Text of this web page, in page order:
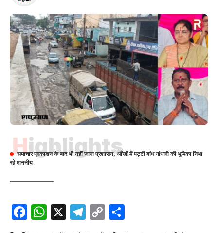
Highlights
समाचार प्रकाशन के बाद भी नहीं जागा प्रशासन, आँखों में पट्टी बांध गांधारी की भूमिका निभा
रहे माननीय
Facebook
WhatsApp
X Telegram
Copy
Link